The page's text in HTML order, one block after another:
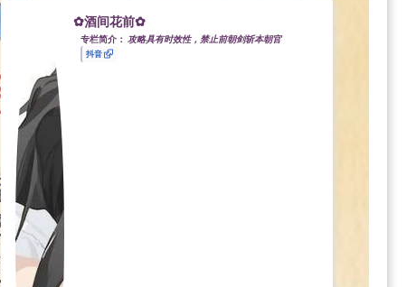
✿酒间花前✿
专栏简介： 攻略具有时效性，禁止前朝剑斩本朝官
抖音